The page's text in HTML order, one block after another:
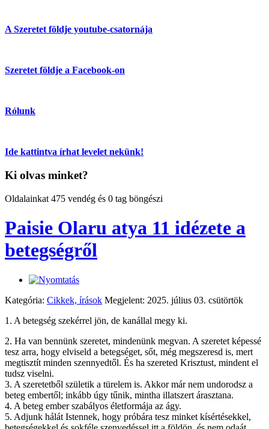
A Szeretet földje youtube-csatornája
Szeretet földje a Facebook-on
Rólunk
Ide kattintva írhat levelet nekünk!
Ki olvas minket?
Oldalainkat 475 vendég és 0 tag böngészi
Paisie Olaru atya 11 idézete a
betegségről
Kategória: Cikkek, írások Megjelent: 2025. július 03. csütörtök
1. A betegség szekérrel jön, de kanállal megy ki.
2. Ha van bennünk szeretet, mindenünk megvan. A szeretet képessé
tesz arra, hogy elviseld a betegséget, sőt, még megszeresd is, mert
megtisztít minden szennyedtől. És ha szereted Krisztust, mindent el
tudsz viselni.
3. A szeretetből születik a türelem is. Akkor már nem undorodsz a
beteg embertől; inkább úgy tűnik, mintha illatszert árasztana.
4. A beteg ember szabályos életformája az ágy.
5. Adjunk hálát Istennek, hogy próbára tesz minket kísértésekkel,